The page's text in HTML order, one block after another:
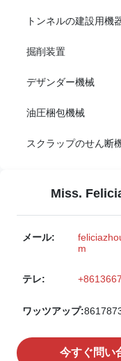
トンネルの建設用機
掘削装置
デザンダー機械
油圧梱包機械
スクラップのせん断
Miss.
メール:
m
テレ:
ワッツアップ:
今すぐ問い